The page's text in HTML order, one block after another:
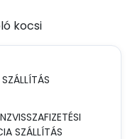
kocsi
SZÁLLÍTÁS